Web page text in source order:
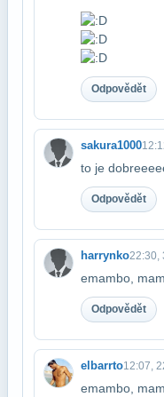
Odpovědět
sakura1000
to je
Odpovědět
harrynko22:30,
emambo,
Odpovědět
elbarrto12:07,
emambo,